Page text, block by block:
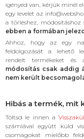
igényed van, kérjük minél
egy levelet az
a törléshez, módosításhoz
ebben a formában
Ahhoz, hogy az egy
feldolgozását a lehető
rendelt termékeket és
módosítás csak addig
nem került
Hibás a termék, mit
Töltsd le innen a
számlával együtt küld
csomagokat mielőbb